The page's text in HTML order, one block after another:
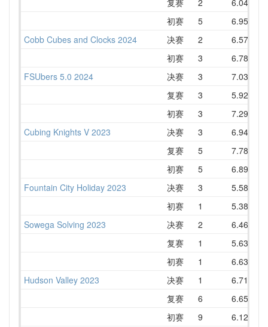
初赛
5 6.95
Cobb Cubes and Clocks 2024
决赛 2 6.57
初赛
3 6.78
FSUbers 5.0 2024
决赛 3 7.03
复赛
3 5.92
初赛
3 7.29
Cubing Knights V 2023
决赛 3 6.94
复赛
5 7.78
初赛
5 6.89
Fountain City Holiday 2023
决赛 3 5.58
初赛
1 5.38
Sowega Solving 2023
决赛 2 6.46
复赛
1 5.63
初赛
1 6.63
Hudson Valley 2023
决赛 1 6.71
复赛
6 6.65
初赛
9 6.12